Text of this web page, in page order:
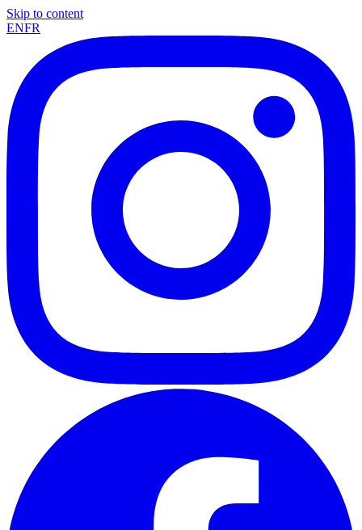
Skip to content
ENFR